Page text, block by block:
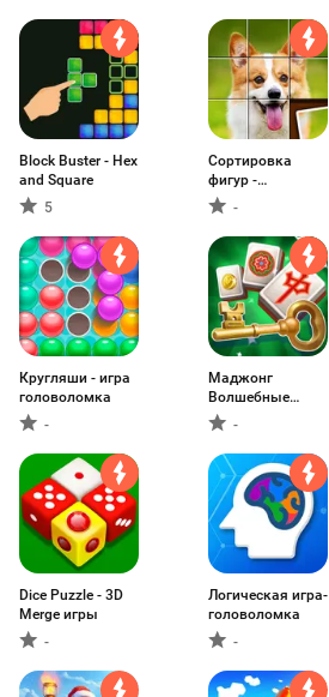
Block Buster - Hex
and Square
5
Сортировка
фигур -
головоломка
-
Кругляши - игра
головоломка
-
Маджонг
Волшебные
Острова
-
Dice Puzzle - 3D
Merge игры
-
Логическая игра-
головоломка
-